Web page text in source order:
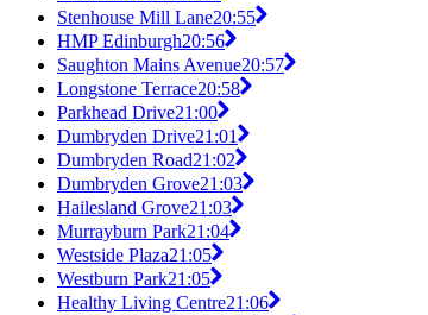
Stenhouse Mill Lane20:55
HMP Edinburgh20:56
Saughton Mains Avenue20:57
Longstone Terrace20:58
Parkhead Drive21:00
Dumbryden Drive21:01
Dumbryden Road21:02
Dumbryden Grove21:03
Hailesland Grove21:03
Murrayburn Park21:04
Westside Plaza21:05
Westburn Park21:05
Healthy Living Centre21:06